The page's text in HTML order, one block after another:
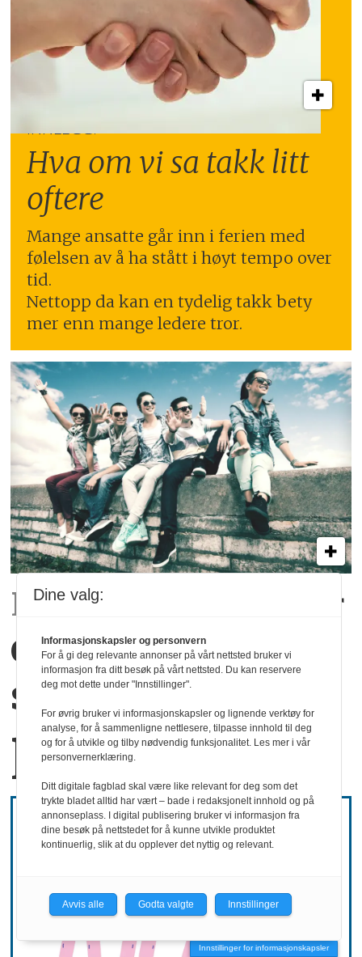
INNLEGG:
Hva om vi sa takk litt
oftere
Mange ansatte går inn i ferien med
følelsen av å ha stått i høyt tempo over
tid.
Nettopp da kan en tydelig takk bety
mer enn mange ledere tror.
Rapport: Det kommer
en generasjon
som ønsker å stå
på egne bein
Innstillinger for informasjonskapsler
Dine valg:
Informasjonskapsler og personvern
For å gi deg relevante annonser på vårt nettsted bruker vi
informasjon fra ditt besøk på vårt nettsted. Du kan reservere
deg mot dette under "Innstillinger".
For øvrig bruker vi informasjonskapsler og lignende verktøy for
analyse, for å sammenligne nettlesere, tilpasse innhold til deg
og for å utvikle og tilby nødvendig funksjonalitet. Les mer i vår
personvernerklæring.
Ditt digitale fagblad skal være like relevant for deg som det
trykte bladet alltid har vært – bade i redaksjonelt innhold og på
annonseplass. I digital publisering bruker vi informasjon fra
dine besøk på nettstedet for å kunne utvikle produktet
kontinuerlig, slik at du opplever det nyttig og relevant.
Avvis alle Godta valgte Innstillinger